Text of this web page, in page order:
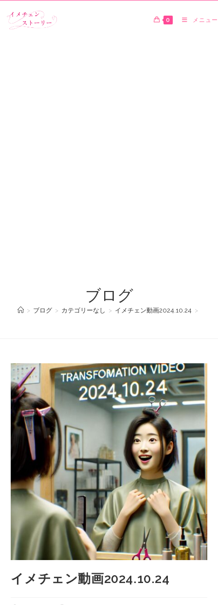
0 メニュー
ブログ
> ブログ > カテゴリーなし > イメチェン動画2024.10.24 >
イメチェン動画2024.10.24